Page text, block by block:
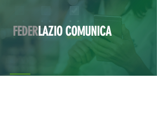
FEDERLAZIO COMUNICA